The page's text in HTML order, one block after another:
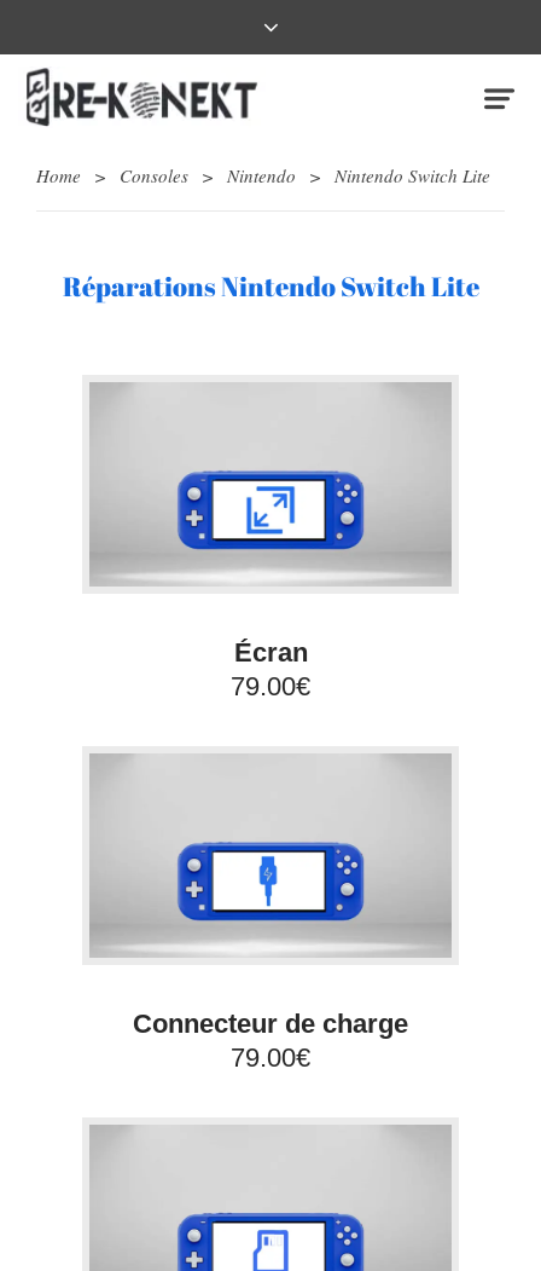
Home > Consoles > Nintendo > Nintendo Switch Lite
Réparations Nintendo Switch Lite
Écran
79.00€
Connecteur de charge
79.00€